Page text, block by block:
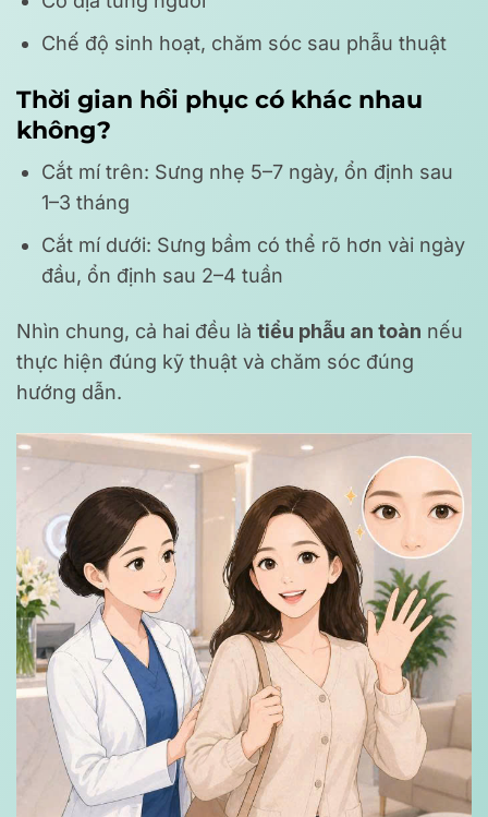
Chế độ sinh hoạt, chăm sóc sau phẫu thuật
Thời gian hồi phục có khác nhau
không?
Cắt mí trên: Sưng nhẹ 5–7 ngày, ổn định sau
1–3 tháng
Cắt mí dưới: Sưng bầm có thể rõ hơn vài ngày
đầu, ổn định sau 2–4 tuần
Nhìn chung, cả hai đều là tiểu phẫu an toàn nếu
thực hiện đúng kỹ thuật và chăm sóc đúng
hướng dẫn.